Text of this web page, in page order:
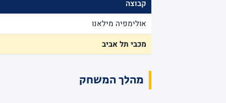
קבוצה
אולימפיה מילאנו
מכבי תל אביב
מהלך המשחק